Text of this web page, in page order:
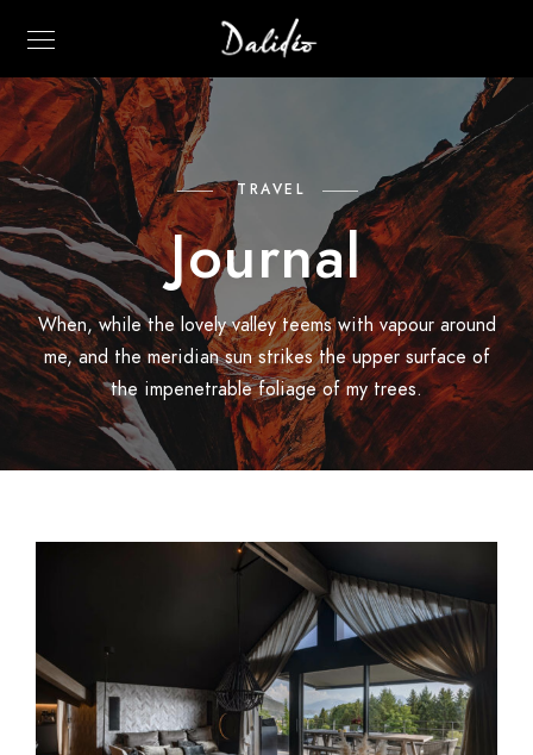
TRAVEL
Journal
When, while the lovely valley teems with vapour around
me, and the meridian sun strikes the upper surface of
the impenetrable foliage of my trees.